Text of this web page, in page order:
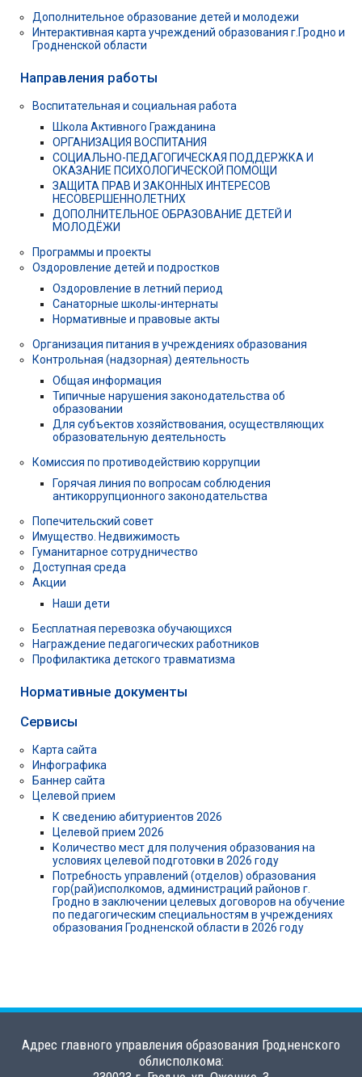
Дополнительное образование детей и молодежи
Интерактивная карта учреждений образования г.Гродно и
Гродненской области
Направления работы
Воспитательная и социальная работа
Школа Активного Гражданина
ОРГАНИЗАЦИЯ ВОСПИТАНИЯ
СОЦИАЛЬНО-ПЕДАГОГИЧЕСКАЯ ПОДДЕРЖКА И
ОКАЗАНИЕ ПСИХОЛОГИЧЕСКОЙ ПОМОЩИ
ЗАЩИТА ПРАВ И ЗАКОННЫХ ИНТЕРЕСОВ
НЕСОВЕРШЕННОЛЕТНИХ
ДОПОЛНИТЕЛЬНОЕ ОБРАЗОВАНИЕ ДЕТЕЙ И
МОЛОДЁЖИ
Программы и проекты
Оздоровление детей и подростков
Оздоровление в летний период
Санаторные школы-интернаты
Нормативные и правовые акты
Организация питания в учреждениях образования
Контрольная (надзорная) деятельность
Общая информация
Типичные нарушения законодательства об
образовании
Для субъектов хозяйствования, осуществляющих
образовательную деятельность
Комиссия по противодействию коррупции
Горячая линия по вопросам соблюдения
антикоррупционного законодательства
Попечительский совет
Имущество. Недвижимость
Гуманитарное сотрудничество
Доступная среда
Акции
Наши дети
Бесплатная перевозка обучающихся
Награждение педагогических работников
Профилактика детского травматизма
Нормативные документы
Сервисы
Карта сайта
Инфографика
Баннер сайта
Целевой прием
К сведению абитуриентов 2026
Целевой прием 2026
Количество мест для получения образования на
условиях целевой подготовки в 2026 году
Потребность управлений (отделов) образования
гор(рай)исполкомов, администраций районов г.
Гродно в заключении целевых договоров на обучение
по педагогическим специальностям в учреждениях
образования Гродненской области в 2026 году
Адрес главного управления образования Гродненского
облисполкома: